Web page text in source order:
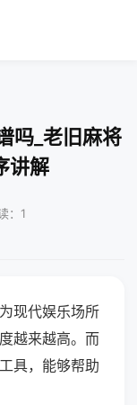
吗_老旧麻将
讲解
：1
现代娱乐场所
越来越高。而
具，能够帮助